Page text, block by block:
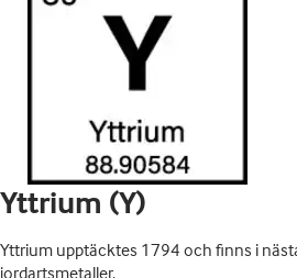
Yttrium (Y)
Yttrium upptäcktes 1794 och finns i
jordartsmetaller.